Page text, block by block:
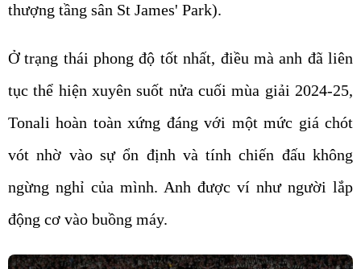
thượng tầng sân St James' Park).
Ở trạng thái phong độ tốt nhất, điều mà anh đã liên
tục thể hiện xuyên suốt nửa cuối mùa giải 2024-25,
Tonali hoàn toàn xứng đáng với một mức giá chót
vót nhờ vào sự ổn định và tính chiến đấu không
ngừng nghỉ của mình. Anh được ví như người lắp
động cơ vào buồng máy.